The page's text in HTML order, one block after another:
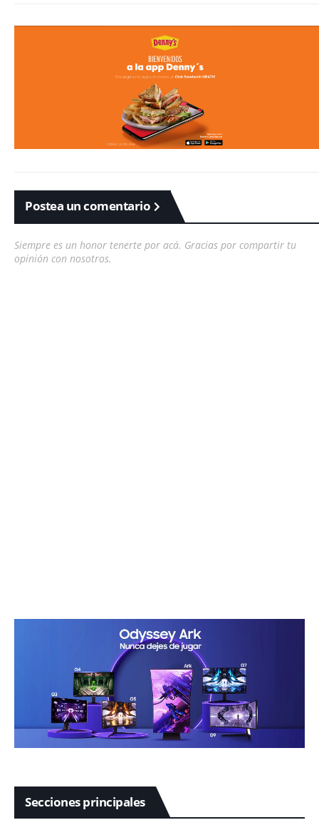
Postea un comentario
Siempre es un honor tenerte por acá. Gracias por compartir tu
opinión con nosotros.
Secciones principales